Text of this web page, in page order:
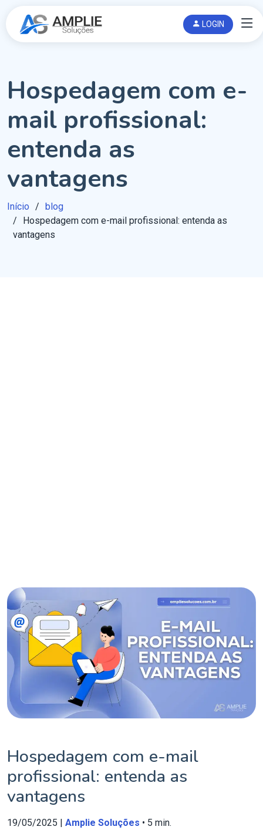
LOGIN
Hospedagem com e-
mail profissional:
entenda as
vantagens
Início
blog
Hospedagem com e-mail profissional: entenda as
vantagens
Hospedagem com e-mail
profissional: entenda as
vantagens
19/05/2025 | Amplie Soluções • 5 min.